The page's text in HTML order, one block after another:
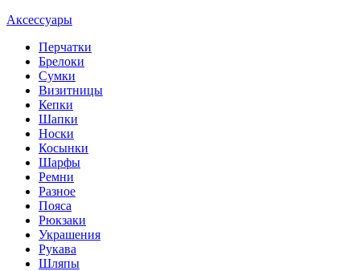
Аксессуары
Перчатки
Брелоки
Сумки
Визитницы
Кепки
Шапки
Носки
Косынки
Шарфы
Ремни
Разное
Пояса
Рюкзаки
Украшения
Рукава
Шляпы